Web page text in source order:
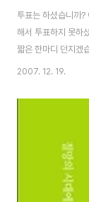
투표는 하셨습니까?
해서 투표하지 못하
짧은 한마디 던지겠
지난 대선에서 대통
이러니컬하게도 이
것입니다. 이렇게
그래도 최소한 우
은 무엇일까요. 복
지 않을 선택입니다.
2007. 12. 19.